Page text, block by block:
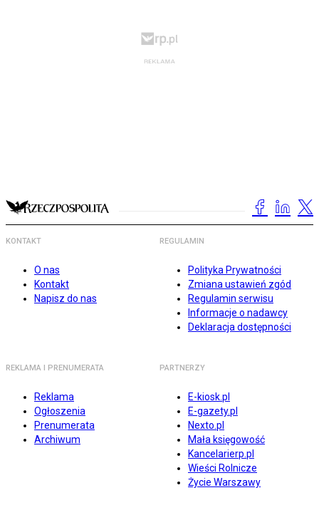
KONTAKT
O nas
Kontakt
Napisz do nas
REGULAMIN
Polityka Prywatności
Zmiana ustawień zgód
Regulamin serwisu
Informacje o nadawcy
Deklaracja dostępności
REKLAMA I PRENUMERATA
Reklama
Ogłoszenia
Prenumerata
Archiwum
PARTNERZY
E-kiosk.pl
E-gazety.pl
Nexto.pl
Mała księgowość
Kancelarierp.pl
Wieści Rolnicze
Życie Warszawy